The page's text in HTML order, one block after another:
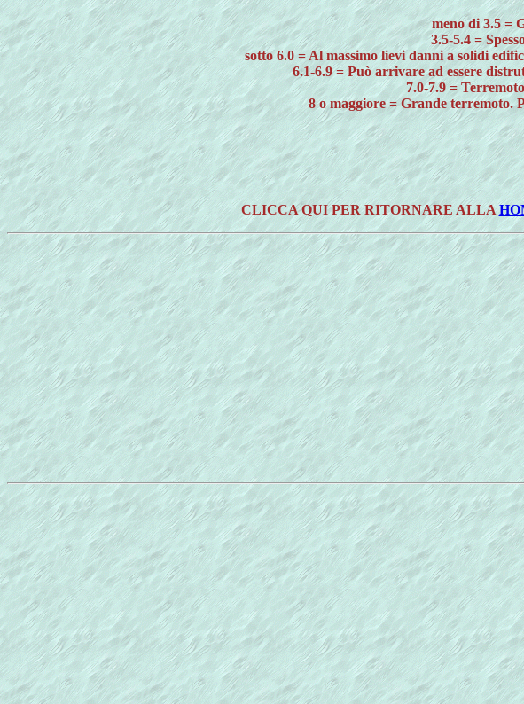
meno di 3.5 =
3.5-5.4 =
sotto 6.0 = Al massimo lievi danni a solidi
6.1-6.9 = Può arrivare ad essere
7.0-7.9 =
8 o maggiore = Grande terremoto.
CLICCA QUI PER RITORNARE ALLA